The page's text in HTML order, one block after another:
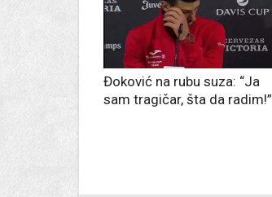
Đoković na rubu suza: “Ja
sam tragičar, šta da radim!”